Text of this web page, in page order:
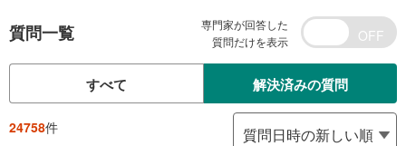
質問一覧
専門家が回答した
質問だけを表示
すべて 解決済みの質問
24758件